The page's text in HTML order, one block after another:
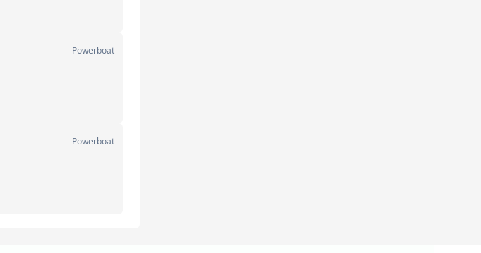
Powerboat
Powerboat